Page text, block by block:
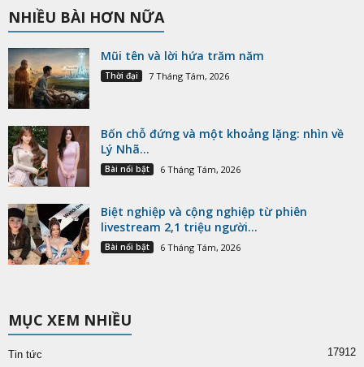
NHIỀU BÀI HƠN NỮA
Mũi tên và lời hứa trăm năm
Thời đại 7 Tháng Tám, 2026
Bốn chỗ đứng và một khoảng lặng: nhìn về
Lý Nhã...
Bài nổi bật 6 Tháng Tám, 2026
Biệt nghiệp và cộng nghiệp từ phiên
livestream 2,1 triệu người...
Bài nổi bật 6 Tháng Tám, 2026
MỤC XEM NHIỀU
Tin tức 17912